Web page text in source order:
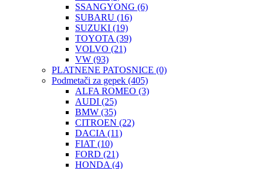
SSANGYONG (6)
SUBARU (16)
SUZUKI (19)
TOYOTA (39)
VOLVO (21)
VW (93)
PLATNENE PATOSNICE (0)
Podmetači za gepek (405)
ALFA ROMEO (3)
AUDI (25)
BMW (35)
CITROEN (22)
DACIA (11)
FIAT (10)
FORD (21)
HONDA (4)